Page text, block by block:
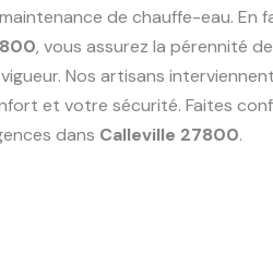
de chauffe-eau. En
, vous assurez la pérennité
Nos artisans
et votre sécurité. Faites
dans Calleville 27800.